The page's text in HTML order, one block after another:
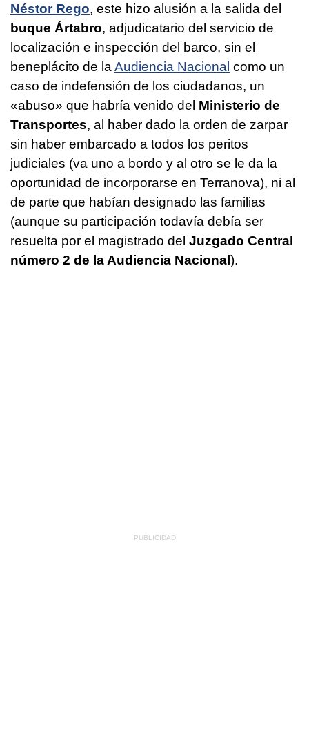
Néstor Rego, este hizo alusión a la salida del
buque Ártabro, adjudicatario del servicio de
localización e inspección del barco, sin el
beneplácito de la Audiencia Nacional como un
caso de indefensión de los ciudadanos, un
«abuso» que habría venido del Ministerio de
Transportes, al haber dado la orden de zarpar
sin haber embarcado a todos los peritos
judiciales (va uno a bordo y al otro se le da la
oportunidad de incorporarse en Terranova), ni al
de parte que habían designado las familias
(aunque su participación todavía debía ser
resuelta por el magistrado del Juzgado Central
número 2 de la Audiencia Nacional).